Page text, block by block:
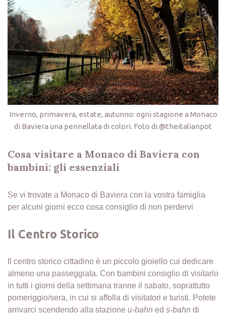
Inverno, primavera, estate, autunno: ogni stagione a Monaco
di Baviera una pennellata di colori. Foto di @theitalianpot
Cosa visitare a Monaco di Baviera con
bambini: gli essenziali
Se vi trovate a Monaco di Baviera con la vostra famiglia
per alcuni giorni ecco cosa consiglio di non perdervi
Il Centro Storico
Il centro storico cittadino è un piccolo gioiello cui dedicare
almeno una passeggiata. Con bambini consiglio di visitarlo
in tutti i giorni della settimana tranne il sabato, soprattutto
pomeriggio/sera, in cui si affolla di visitatori e turisti. Potete
arrivarci scendendo alla stazione u-bahn ed s-bahn di